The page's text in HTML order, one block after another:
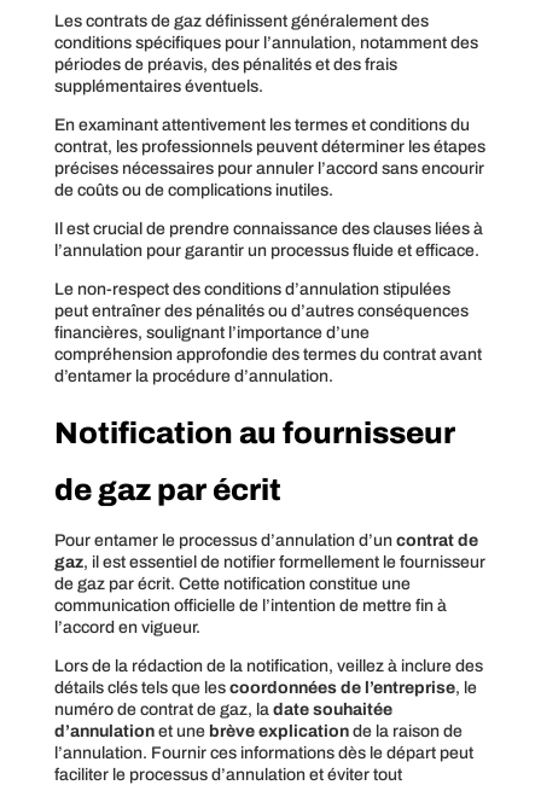
Les contrats de gaz définissent généralement des
conditions spécifiques pour l’annulation, notamment des
périodes de préavis, des pénalités et des frais
supplémentaires éventuels.
En examinant attentivement les termes et conditions du
contrat, les professionnels peuvent déterminer les étapes
précises nécessaires pour annuler l’accord sans encourir
de coûts ou de complications inutiles.
Il est crucial de prendre connaissance des clauses liées à
l’annulation pour garantir un processus fluide et efficace.
Le non-respect des conditions d’annulation stipulées
peut entraîner des pénalités ou d’autres conséquences
financières, soulignant l’importance d’une
compréhension approfondie des termes du contrat avant
d’entamer la procédure d’annulation.
Notification au fournisseur
de gaz par écrit
Pour entamer le processus d’annulation d’un contrat de
gaz, il est essentiel de notifier formellement le fournisseur
de gaz par écrit. Cette notification constitue une
communication officielle de l’intention de mettre fin à
l’accord en vigueur.
Lors de la rédaction de la notification, veillez à inclure des
détails clés tels que les coordonnées de l’entreprise, le
numéro de contrat de gaz, la date souhaitée
d’annulationet une brève explicationde la raison de
l’annulation. Fournir ces informations dès le départ peut
faciliter le processus d’annulation et éviter tout